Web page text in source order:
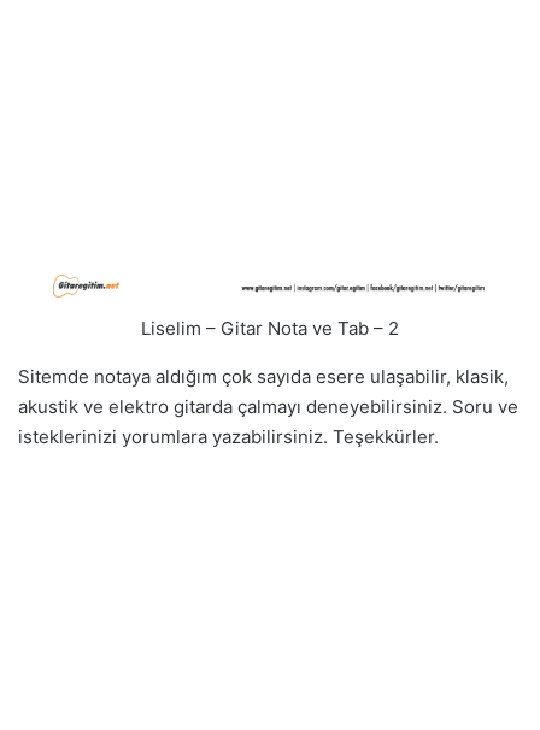
Liselim – Gitar Nota ve Tab – 2
Sitemde notaya aldığım çok sayıda esere ulaşabilir, klasik,
akustik ve elektro gitarda çalmayı deneyebilirsiniz. Soru ve
isteklerinizi yorumlara yazabilirsiniz. Teşekkürler.